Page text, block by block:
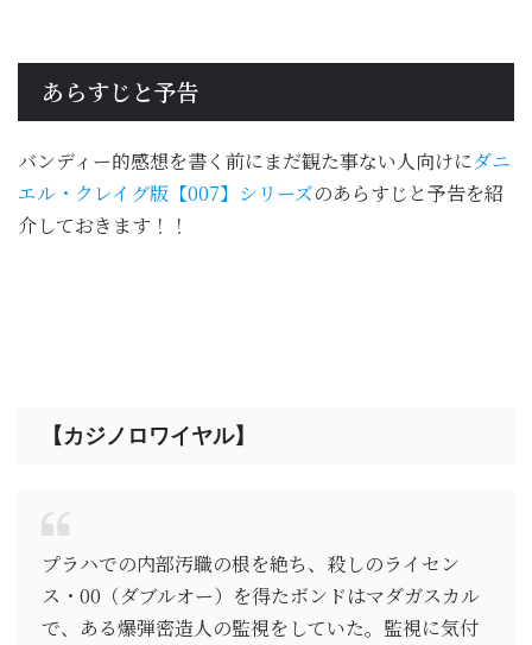
あらすじと予告
バンディー的感想を書く前にまだ観た事ない人向けにダニ
エル・クレイグ版【007】シリーズのあらすじと予告を紹
介しておきます！！
【カジノロワイヤル】
プラハでの内部汚職の根を絶ち、殺しのライセン
ス・00（ダブルオー）を得たボンドはマダガスカル
で、ある爆弾密造人の監視をしていた。監視に気付